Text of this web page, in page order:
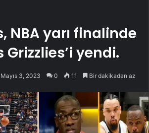
NBA yarı finalinde
yendi.
Mayıs 3, 2023 0 11 Bir dakikadan az